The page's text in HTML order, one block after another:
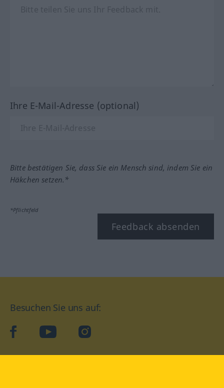
Ihre E-Mail-Adresse (optional)
Bitte bestätigen Sie, dass Sie ein Mensch sind, indem Sie ein
Häkchen setzen.*
*Pflichtfeld
Feedback absenden
Besuchen Sie uns auf:
facebookYouTube Instagram